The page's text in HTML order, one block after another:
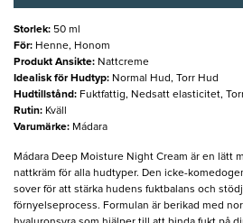
Storlek: 50 ml
För: Henne, Honom
Produkt Ansikte: Nattcreme
Idealisk för Hudtyp: Normal Hud, Torr Hud
Hudtillstånd: Fuktfattig, Nedsatt elasticitet,
Rutin: Kväll
Varumärke: Mádara
Mádara Deep Moisture Night Cream är en lätt
nattkräm för alla hudtyper. Den icke-
sover för att stärka hudens fuktbalans och
förnyelseprocess. Formulan är berikad med